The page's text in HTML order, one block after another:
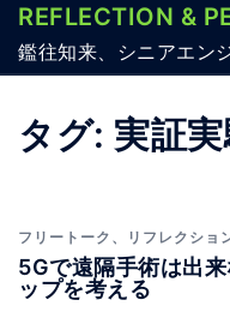
ン
テ
REFLECTION &
鑑往知来、シニアエン
タグ: 実証
フリートーク 、 リフレクショ
5Gで遠隔手術は出
ップを考える